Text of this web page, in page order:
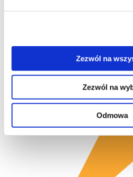
Zezwól na
Zezwól na
Odmowa